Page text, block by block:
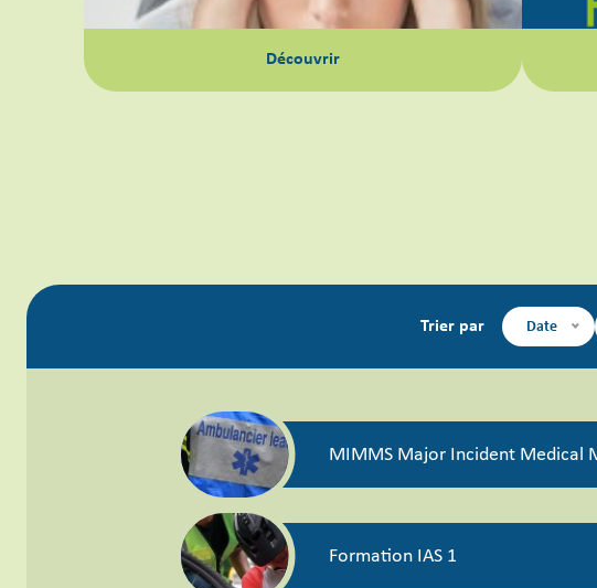
Découvrir
Trier par Date
MIMMS Major Incident Medical
Formation IAS 1